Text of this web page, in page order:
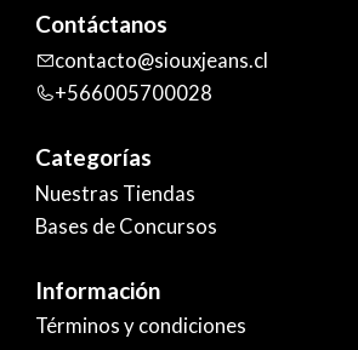
Contáctanos
contacto@siouxjeans.cl
+566005700028
Categorías
Nuestras Tiendas
Bases de Concursos
Información
Términos y condiciones